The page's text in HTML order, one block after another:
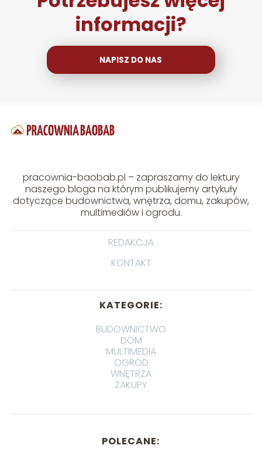
informacji?
NAPISZ DO NAS
pracownia-baobab.pl – zapraszamy do lektury
naszego bloga na którym publikujemy artykuły
dotyczące budownictwa, wnętrza, domu, zakupów,
multimediów i ogrodu.
REDAKCJA
KONTAKT
KATEGORIE:
BUDOWNICTWO
DOM
MULTIMEDIA
OGRÓD
WNĘTRZA
ZAKUPY
POLECANE: